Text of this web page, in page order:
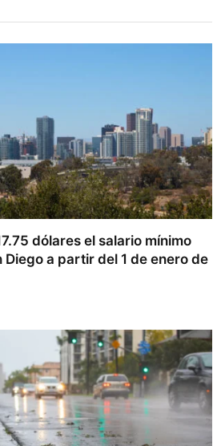
dólares el salario mínimo
Diego a partir del 1 de enero de